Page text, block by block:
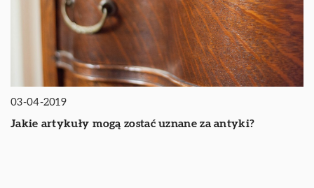
03-04-2019
Jakie artykuły mogą zostać uznane za antyki?